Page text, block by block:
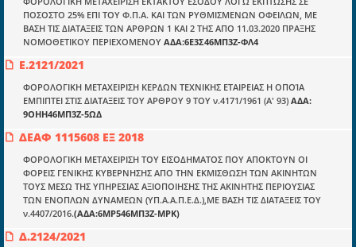
ΠΟΣΟΣΤΟ 25% ΕΠΙ ΤΟΥ Φ.Π.Α. ΚΑΙ ΤΩΝ ΡΥΘΜΙΣΜΕΝΩΝ ΟΦΕΙΛΩΝ, ΜΕ
ΒΑΣΗ ΤΙΣ ΔΙΑΤΑΞΕΙΣ ΤΩΝ ΑΡΘΡΩΝ 1 ΚΑΙ 2 ΤΗΣ ΑΠΟ 11.03.2020 ΠΡΑΞΗΣ
ΝΟΜΟΘΕΤΙΚΟΥ ΠΕΡΙΕΧΟΜΕΝΟΥ ΑΔΑ:6Ε3Σ46ΜΠ3Ζ-ΦΛ4
Ε.2121/2021
ΦΟΡΟΛΟΓΙΚΗ ΜΕΤΑΧΕΙΡΙΣΗ ΚΕΡΔΩΝ ΤΕΧΝΙΚΗΣ ΕΤΑΙΡΕΙΑΣ Η ΟΠΟΊΑ
ΕΜΠΙΠΤΕΙ ΣΤΙΣ ΔΙΑΤΑΞΕΙΣ ΤΟΥ ΑΡΘΡΟΥ 9 ΤΟΥ ν.4171/1961 (Α' 93) ΑΔΑ:
9ΟΗΗ46ΜΠ3Ζ-5ΩΔ
ΔΕΑΦ 1115608 ΕΞ 2018
ΦΟΡΟΛΟΓΙΚΗ ΜΕΤΑΧΕΙΡΙΣΗ ΤΟΥ ΕΙΣΟΔΗΜΑΤΟΣ ΠΟΥ ΑΠΟΚΤΟΥΝ ΟΙ
ΦΟΡΕΙΣ ΓΕΝΙΚΗΣ ΚΥΒΕΡΝΗΣΗΣ ΑΠΟ ΤΗΝ ΕΚΜΙΣΘΩΣΗ ΤΩΝ ΑΚΙΝΗΤΩΝ
ΤΟΥΣ ΜΕΣΩ ΤΗΣ ΥΠΗΡΕΣΙΑΣ ΑΞΙΟΠΟΙΗΣΗΣ ΤΗΣ ΑΚΙΝΗΤΗΣ ΠΕΡΙΟΥΣΙΑΣ
ΤΩΝ ΕΝΟΠΛΩΝ ΔΥΝΑΜΕΩΝ (ΥΠ.Α.Α.Π.Ε.Δ.),ΜΕ ΒΑΣΗ ΤΙΣ ΔΙΑΤΑΞΕΙΣ ΤΟΥ
ν.4407/2016.(ΑΔΑ:6ΜΡ546ΜΠ3Ζ-ΜΡΚ)
Δ.2124/2021
Ποιοί είμαστε;
Μια πολυετής εθελοντική προσπάθεια που
μετατράπηκε σε επιχειρηματική οντότητα και φιλοδοξεί να συμβάλλει
στην διάδοση της γνώσης.
Ενότητες
Επικαιρότητα
E-book